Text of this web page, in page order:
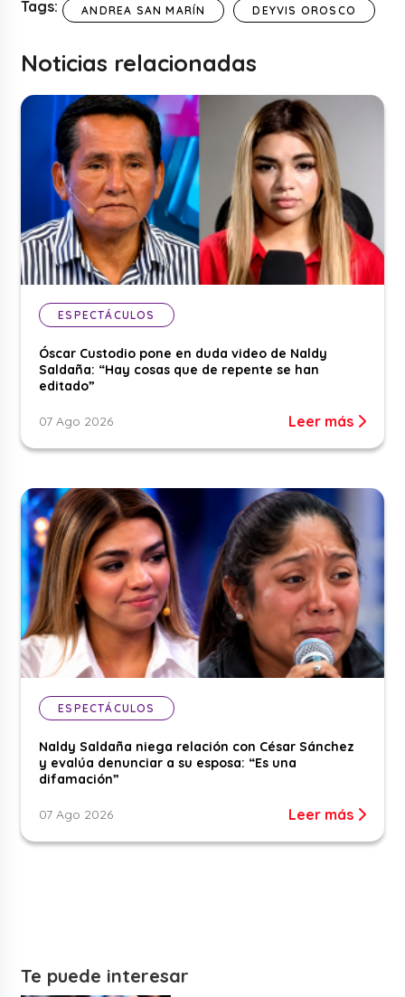
Tags: ANDREA SAN MARÍN DEYVIS OROSCO
Noticias relacionadas
ESPECTÁCULOS
Óscar Custodio pone en duda video de Naldy
Saldaña: “Hay cosas que de repente se han
editado”
07 Ago 2026 Leer más
ESPECTÁCULOS
Naldy Saldaña niega relación con César Sánchez
y evalúa denunciar a su esposa: “Es una
difamación”
07 Ago 2026 Leer más
Te puede interesar